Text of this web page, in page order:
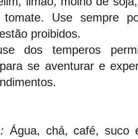
Use sempre
proibidos.
dos temperos
se aventurar e
Água, chá, café, suco